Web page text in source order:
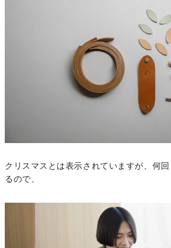
クリスマスとは表示されていますが、何
るので、